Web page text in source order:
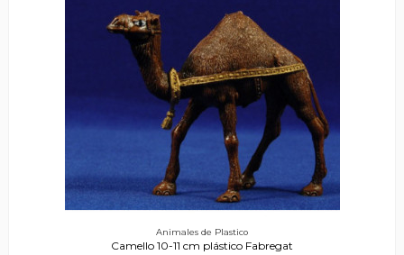
Animales de Plastico
Camello 10-11 cm plástico Fabregat